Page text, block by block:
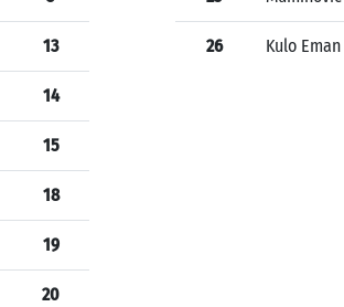
13
14
15
18
19
20
26 Kulo Eman